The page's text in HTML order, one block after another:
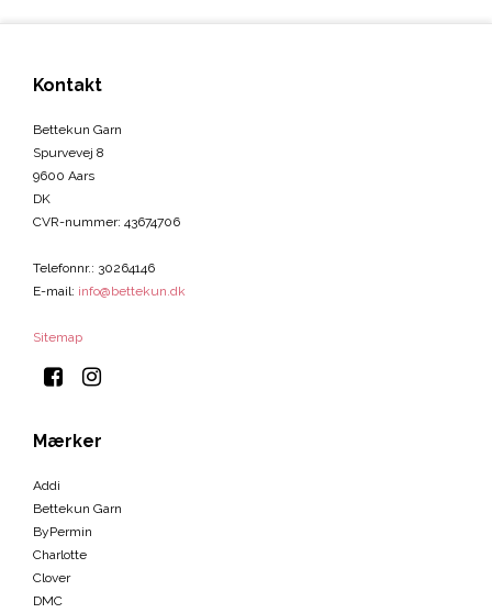
Kontakt
Bettekun Garn
Spurvevej 8
9600 Aars
DK
CVR-nummer: 43674706
Telefonnr.: 30264146
E-mail: info@bettekun.dk
Sitemap
Mærker
Addi
Bettekun Garn
ByPermin
Charlotte
Clover
DMC